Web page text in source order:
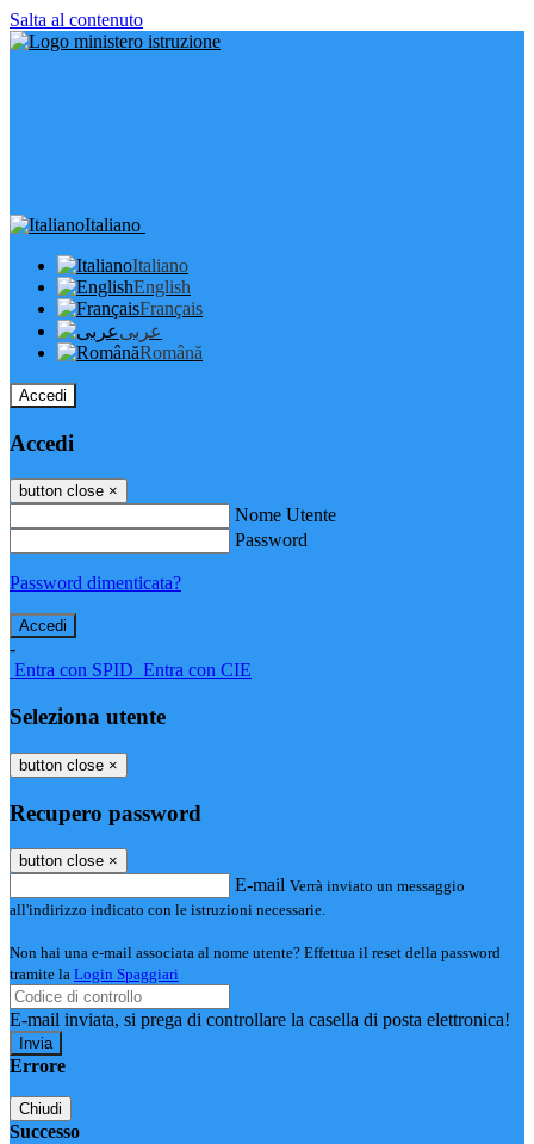
Salta al contenuto
Italiano
Italiano
English
Français
عربى
Română
Accedi
Accedi
button close ×
Nome Utente
Password
Password dimenticata?
-
Entra con SPID Entra con CIE
Seleziona utente
button close ×
Recupero password
button close ×
E-mail Verrà inviato un messaggio
all'indirizzo indicato con le istruzioni necessarie.
Non hai una e-mail associata al nome utente? Effettua il reset della password
tramite la Login Spaggiari
E-mail inviata, si prega di controllare la casella di posta elettronica!
Errore
Chiudi
Successo